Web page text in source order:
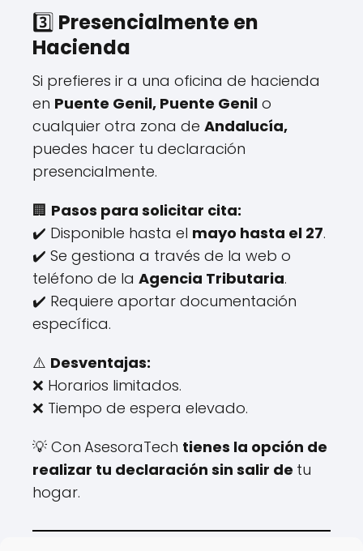
3️⃣ Presencialmente en
Hacienda
Si prefieres ir a una oficina de hacienda
en Puente Genil, Puente Genil o
cualquier otra zona de Andalucía,
puedes hacer tu declaración
presencialmente.
🏢 Pasos para solicitar cita:
✔️ Disponible hasta el mayo hasta el 27.
✔️ Se gestiona a través de la web o
teléfono de la Agencia Tributaria.
✔️ Requiere aportar documentación
específica.
⚠️ Desventajas:
❌ Horarios limitados.
❌ Tiempo de espera elevado.
💡 Con AsesoraTech tienes la opción de
realizar tu declaración sin salir de tu
hogar.